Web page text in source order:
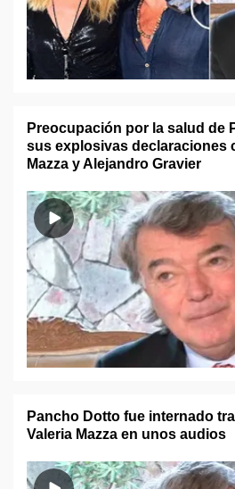
Preocupación por la salud de
sus explosivas declaraciones
Mazza y Alejandro Gravier
Pancho Dotto fue internado
Valeria Mazza en unos audios